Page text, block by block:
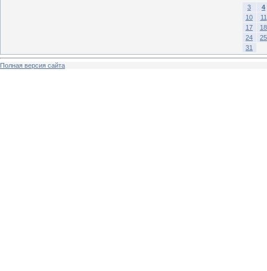
3
4
10
11
17
18
24
25
31
Полная версия сайта